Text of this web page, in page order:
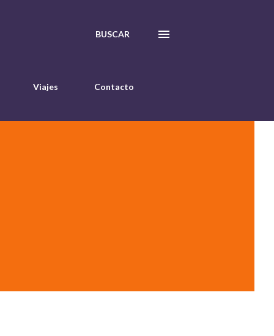
BUSCAR
Viajes Contacto